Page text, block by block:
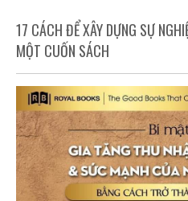
17 CÁCH ĐỂ XÂY DỰNG SỰ
MỘT CUỐN SÁCH